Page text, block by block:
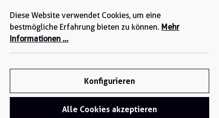
springen
Diese Website verwendet Cookies, um eine
bestmögliche Erfahrung bieten zu können. Mehr
Informationen ...
Konfigurieren
Alle Cookies akzeptieren